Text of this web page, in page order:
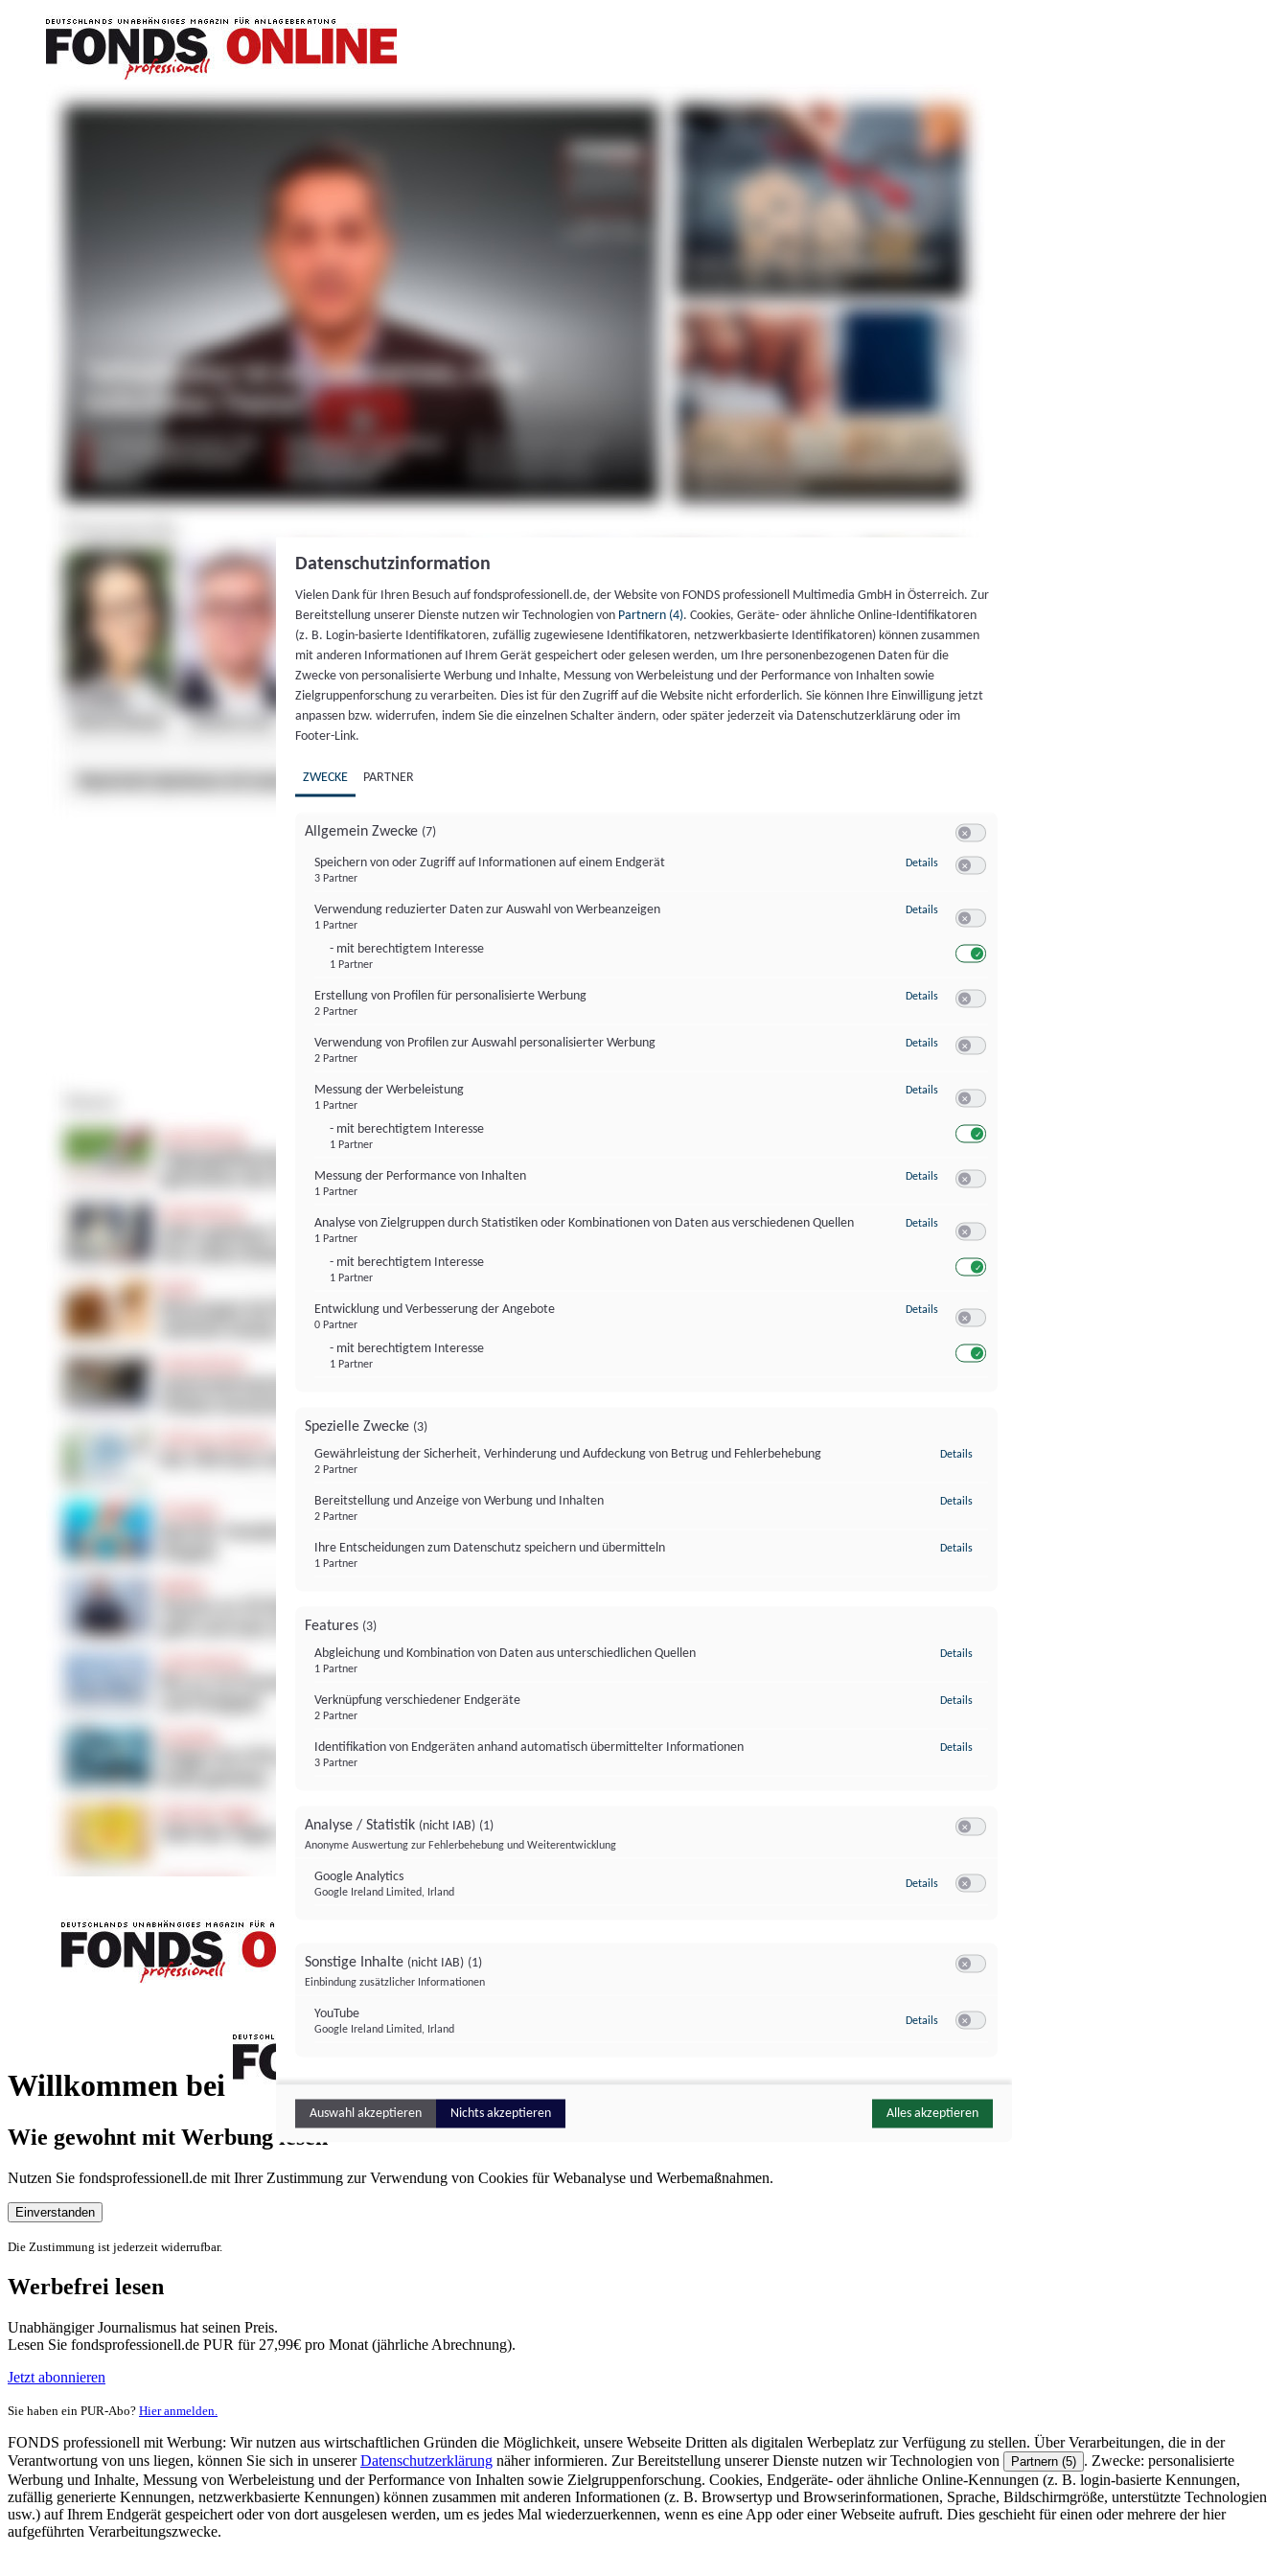
Willkommen bei
FONDS professionell
Wie gewohnt mit Werbung lesen
Nutzen Sie fondsprofessionell.de mit Ihrer Zustimmung zur Verwendung von Cookies für Webanalyse und Werbemaßnahmen.
Einverstanden
Die Zustimmung ist jederzeit widerrufbar.
Werbefrei lesen
Unabhängiger Journalismus hat seinen Preis.
Lesen Sie fondsprofessionell.de PUR für 27,99€ pro Monat (jährliche Abrechnung).
Jetzt abonnieren
Sie haben ein PUR-Abo? Hier anmelden.
FONDS professionell mit Werbung: Wir nutzen aus wirtschaftlichen Gründen die Möglichkeit, unsere Webseite Dritten als digitalen Werbeplatz zur Verfügung zu stellen. Über Verarbeitungen, die in der
Verantwortung von uns liegen, können Sie sich in unsererDatenschutzerklärung näher informieren. Zur Bereitstellung unserer Dienste nutzen wir Technologien von Partnern (5) . Zwecke: personalisierte
Werbung und Inhalte, Messung von Werbeleistung und der Performance von Inhalten sowie Zielgruppenforschung. Cookies, Endgeräte- oder ähnliche Online-Kennungen (z. B. login-basierte Kennungen,
zufällig generierte Kennungen, netzwerkbasierte Kennungen) können zusammen mit anderen Informationen (z. B. Browsertyp und Browserinformationen, Sprache, Bildschirmgröße, unterstützte Technologien
usw.) auf Ihrem Endgerät gespeichert oder von dort ausgelesen werden, um es jedes Mal wiederzuerkennen, wenn es eine App oder einer Webseite aufruft. Dies geschieht für einen oder mehrere der hier
aufgeführten Verarbeitungszwecke.
Datenschutzinformation
Vielen Dank für Ihren Besuch auf fondsprofessionell.de, der Website von FONDS professionell Multimedia GmbH in Österreich. Zur
Bereitstellung unserer Dienste nutzen wir Technologien von Partnern (4). Cookies, Geräte- oder ähnliche Online-Identifikatoren
(z. B. Login-basierte Identifikatoren, zufällig zugewiesene Identifikatoren, netzwerkbasierte Identifikatoren) können zusammen
mit anderen Informationen auf Ihrem Gerät gespeichert oder gelesen werden, um Ihre personenbezogenen Daten für die
Zwecke von personalisierte Werbung und Inhalte, Messung von Werbeleistung und der Performance von Inhalten sowie
Zielgruppenforschung zu verarbeiten. Dies ist für den Zugriff auf die Website nicht erforderlich. Sie können Ihre Einwilligung jetzt
anpassen bzw. widerrufen, indem Sie die einzelnen Schalter ändern, oder später jederzeit via Datenschutzerklärung oder im
Footer-Link.
ZWECKE PARTNER
Allgemein Zwecke (7)
Speichern von oder Zugriff auf Informationen auf einem Endgerät
3 Partner
Details zu Speichern von oder Zugriff auf Informationen auf einem Endgerät
Verwendung reduzierter Daten zur Auswahl von Werbeanzeigen
1 Partner
- mit berechtigtem Interesse
1 Partner
Details zu Verwendung reduzierter Daten zur Auswahl von Werbeanzeigen
Erstellung von Profilen für personalisierte Werbung
2 Partner
Details zu Erstellung von Profilen für personalisierte Werbung
Verwendung von Profilen zur Auswahl personalisierter Werbung
2 Partner
Details zu Verwendung von Profilen zur Auswahl personalisierter Werbung
Messung der Werbeleistung
1 Partner
- mit berechtigtem Interesse
1 Partner
Details zu Messung der Werbeleistung
Messung der Performance von Inhalten
1 Partner
Details zu Messung der Performance von Inhalten
Analyse von Zielgruppen durch Statistiken oder Kombinationen von Daten aus verschiedenen Quellen
1 Partner
- mit berechtigtem Interesse
1 Partner
Details zu Analyse von Zielgruppen durch Statistiken oder Kombinationen von
Entwicklung und Verbesserung der Angebote
0 Partner
- mit berechtigtem Interesse
1 Partner
Details zu Entwicklung und Verbesserung der Angebote
Spezielle Zwecke (3)
Gewährleistung der Sicherheit, Verhinderung und Aufdeckung von Betrug und Fehlerbehebung
2 Partner
Details
Bereitstellung und Anzeige von Werbung und Inhalten
2 Partner
Details
Ihre Entscheidungen zum Datenschutz speichern und übermitteln
1 Partner
Details
Features (3)
Abgleichung und Kombination von Daten aus unterschiedlichen Quellen
1 Partner
Details
Verknüpfung verschiedener Endgeräte
2 Partner
Details
Identifikation von Endgeräten anhand automatisch übermittelter Informationen
3 Partner
Details
Analyse / Statistik (nicht IAB) (1)
Anonyme Auswertung zur Fehlerbehebung und Weiterentwicklung
Google Analytics
Google Ireland Limited, Irland
Details zu Google Analytics
Sonstige Inhalte (nicht IAB) (1)
Einbindung zusätzlicher Informationen
YouTube
Google Ireland Limited, Irland
Details zu YouTube
Auswahl akzeptieren Nichts akzeptieren Alles akzeptieren